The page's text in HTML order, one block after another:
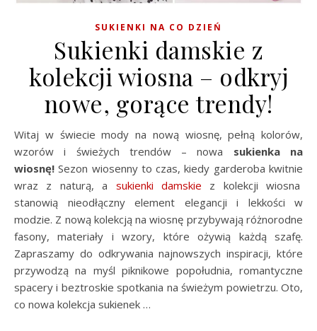
SUKIENKI NA CO DZIEŃ
Sukienki damskie z
kolekcji wiosna – odkryj
nowe, gorące trendy!
Witaj w świecie mody na nową wiosnę, pełną kolorów,
wzorów i świeżych trendów – nowa sukienka na
wiosnę! Sezon wiosenny to czas, kiedy garderoba kwitnie
wraz z naturą, a sukienki damskie z kolekcji wiosna
stanowią nieodłączny element elegancji i lekkości w
modzie. Z nową kolekcją na wiosnę przybywają różnorodne
fasony, materiały i wzory, które ożywią każdą szafę.
Zapraszamy do odkrywania najnowszych inspiracji, które
przywodzą na myśl piknikowe popołudnia, romantyczne
spacery i beztroskie spotkania na świeżym powietrzu. Oto,
co nowa kolekcja sukienek …